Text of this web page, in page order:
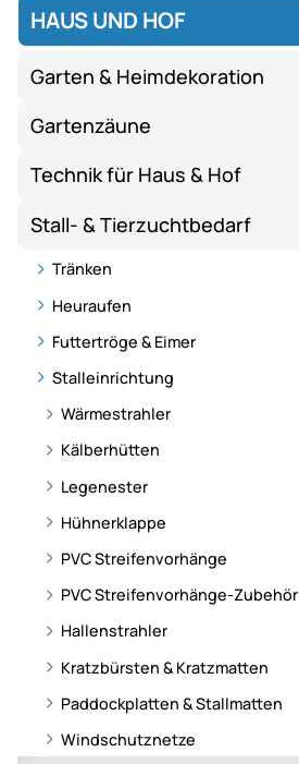
HAUS UND HOF
Garten & Heimdekoration
Gartenzäune
Technik für Haus & Hof
Stall- & Tierzuchtbedarf
Tränken
Heuraufen
Futtertröge & Eimer
Stalleinrichtung
Wärmestrahler
Kälberhütten
Legenester
Hühnerklappe
PVC Streifenvorhänge
PVC Streifenvorhänge-Zubehör
Hallenstrahler
Kratzbürsten & Kratzmatten
Paddockplatten & Stallmatten
Windschutznetze